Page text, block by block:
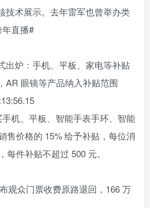
技术展示。去年雷军也曾举办类
直播#
出炉：手机、平板、家电等补贴
AR 眼镜等产品纳入补贴范围
机、平板、智能手表手环、智能
售价格的 15% 给予补贴，每位消
件补贴不超过 500 元。
观众门票收费原路退回，166 万